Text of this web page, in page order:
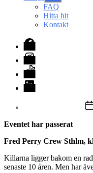
undermeny
FAQ
Hitta hit
Kontakt
Facebook
Instagram
TikTok
LinkedIn
Eventet har passerat
Fred Perry Crew Sthlm,
Killarna ligger bakom en
senaste 10 åren. Men har